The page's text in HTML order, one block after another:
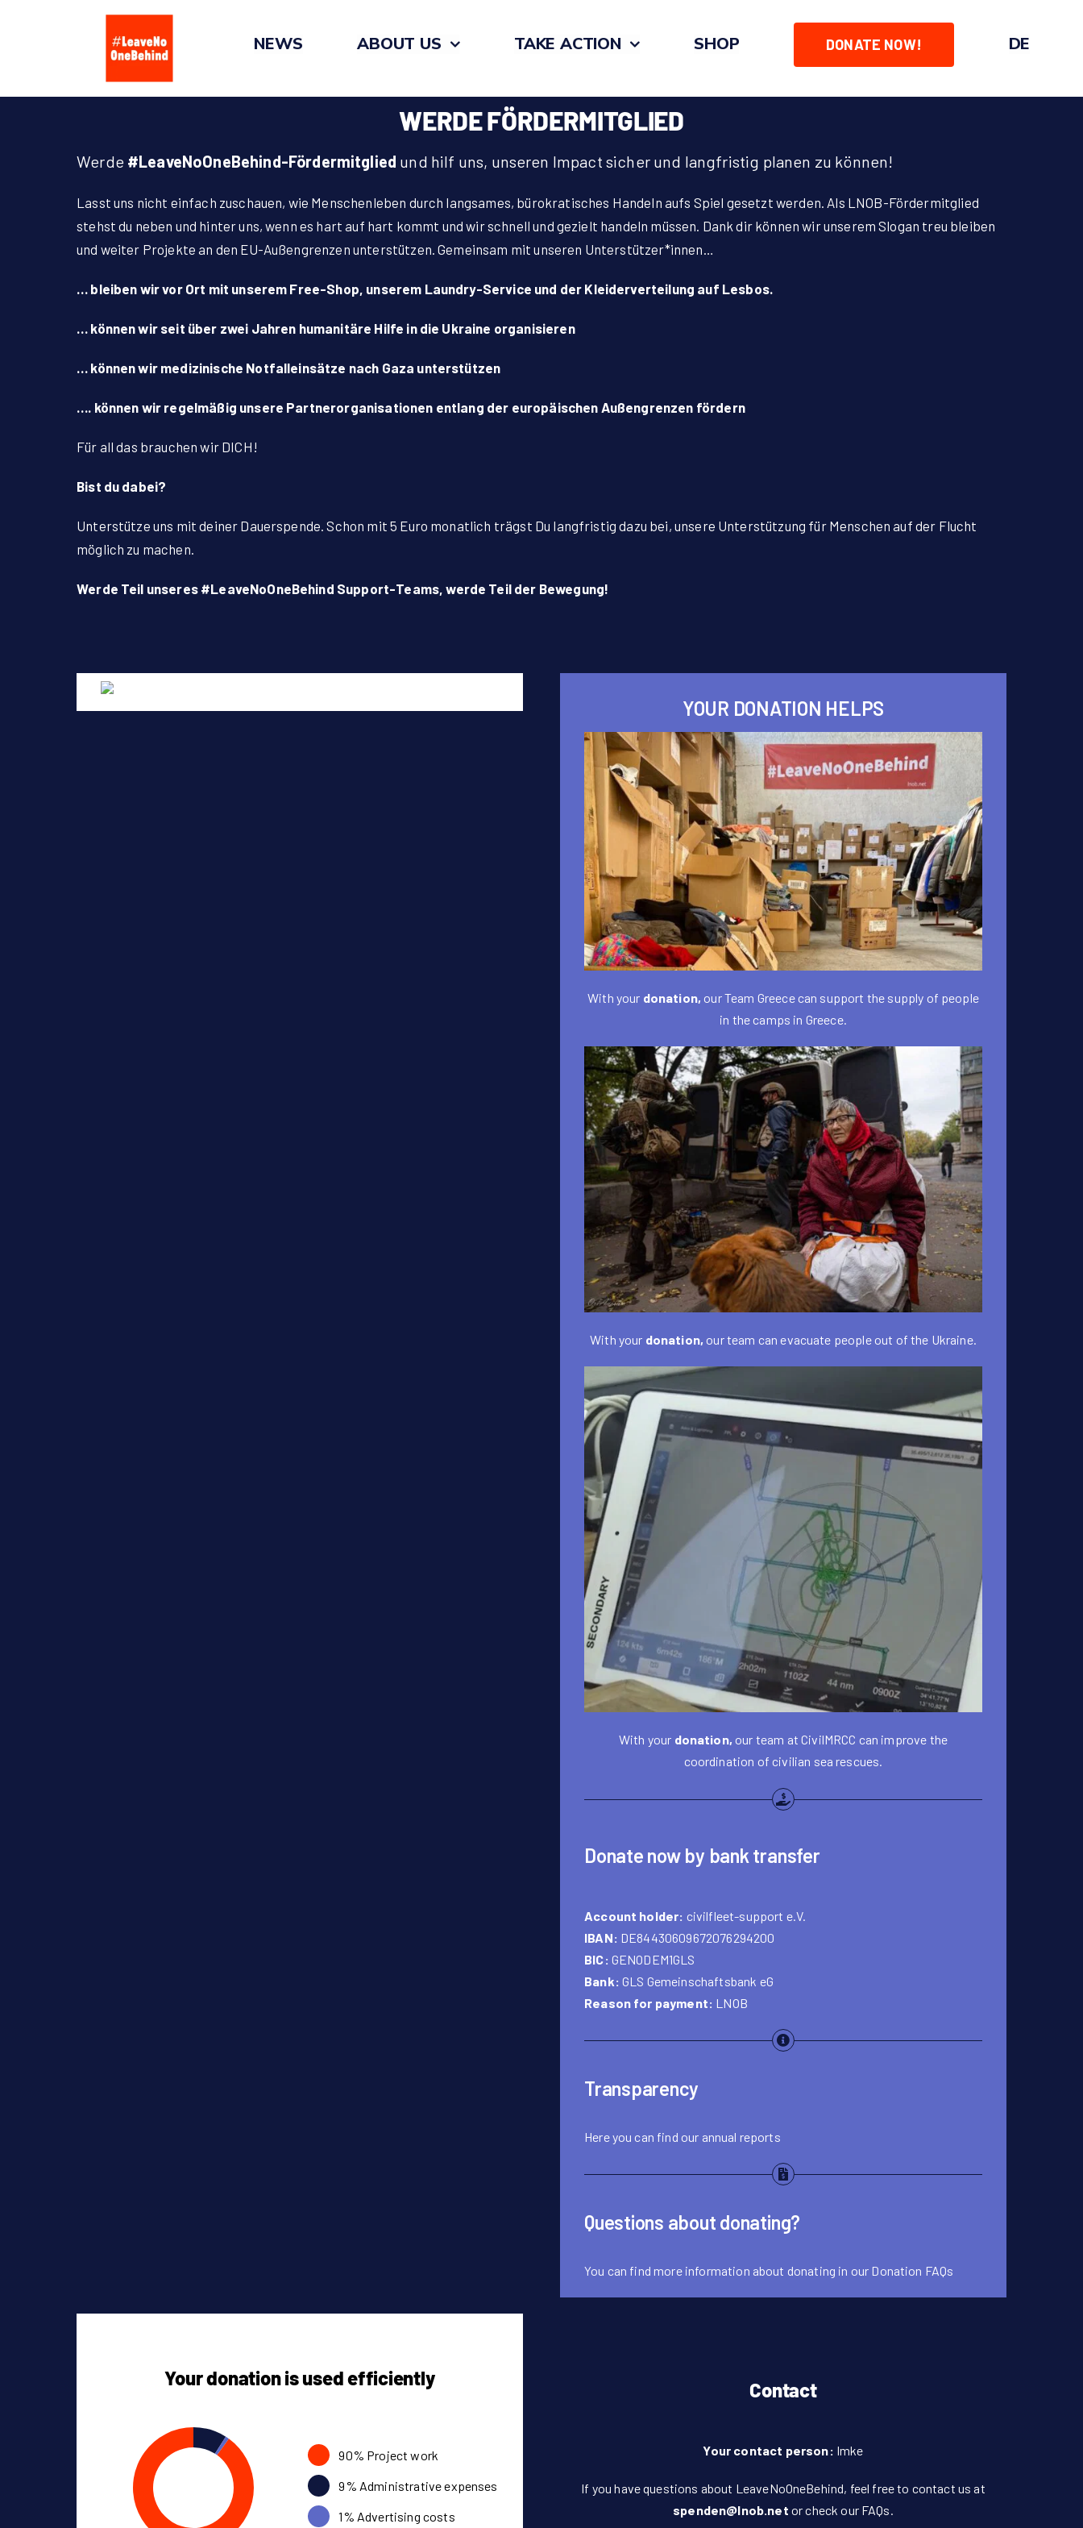
NEWS ABOUT US TAKE ACTION SHOP DONATE NOW! DE
WERDE FÖRDERMITGLIED
Werde #LeaveNoOneBehind-Fördermitglied und hilf uns, unseren Impact sicher und langfristig planen zu können!
Lasst uns nicht einfach zuschauen, wie Menschenleben durch langsames, bürokratisches Handeln aufs Spiel gesetzt werden. Als LNOB-Fördermitglied
stehst du neben und hinter uns, wenn es hart auf hart kommt und wir schnell und gezielt handeln müssen. Dank dir können wir unserem Slogan treu bleiben
und weiter Projekte an den EU-Außengrenzen unterstützen. Gemeinsam mit unseren Unterstützer*innen…
… bleiben wir vor Ort mit unserem Free-Shop, unserem Laundry-Service und der Kleiderverteilung auf Lesbos.
… können wir seit über zwei Jahren humanitäre Hilfe in die Ukraine organisieren
… können wir medizinische Notfalleinsätze nach Gaza unterstützen
…. können wir regelmäßig unsere Partnerorganisationen entlang der europäischen Außengrenzen fördern
Für all das brauchen wir DICH!
Bist du dabei?
Unterstütze uns mit deiner Dauerspende. Schon mit 5 Euro monatlich trägst Du langfristig dazu bei, unsere Unterstützung für Menschen auf der Flucht
möglich zu machen.
Werde Teil unseres #LeaveNoOneBehind Support-Teams, werde Teil der Bewegung!
YOUR DONATION HELPS
With your donation, our Team Greece can support the supply of people
in the camps in Greece.
With your donation, our team can evacuate people out of the Ukraine.
With your donation, our team at CivilMRCC can improve the
coordination of civilian sea rescues.
Donate now by bank transfer
Account holder: civilfleet-support e.V.
IBAN: DE84430609672076294200
BIC: GENODEM1GLS
Bank: GLS Gemeinschaftsbank eG
Reason for payment: LNOB
Transparency
Hereyou can find our annual reports
Questions about donating?
You can find more information about donating in our Donation FAQs
Your donation is used efficiently
90% Project work
9% Administrative expenses
1% Advertising costs
Contact
Your contact person: Imke
If you have questions about LeaveNoOneBehind, feel free to contact us at
spenden@lnob.net or check our FAQs